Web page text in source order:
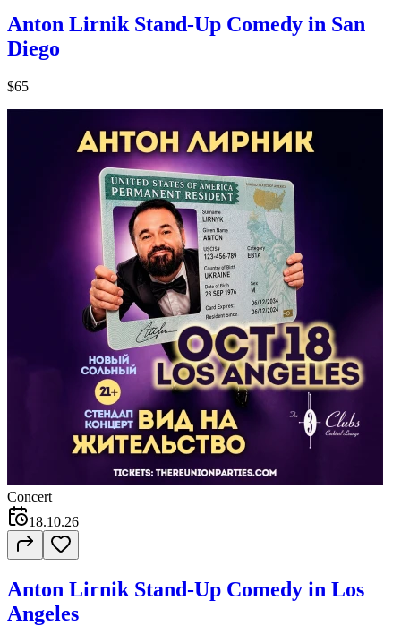
Anton Lirnik Stand-Up Comedy in San
Diego
$65
Concert
18.10.26
Anton Lirnik Stand-Up Comedy in Los
Angeles